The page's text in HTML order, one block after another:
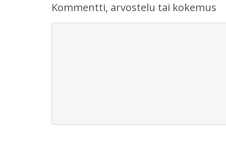
Kommentti, arvostelu tai kokemus